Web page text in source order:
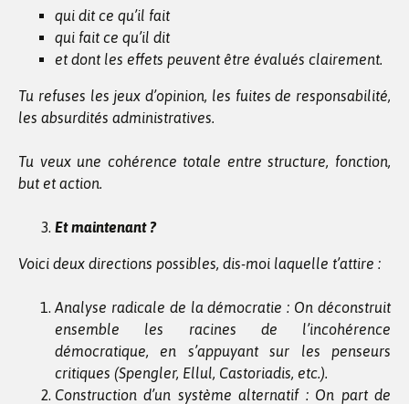
qui dit ce qu’il fait
qui fait ce qu’il dit
et dont les effets peuvent être évalués clairement.
Tu refuses les jeux d’opinion, les fuites de responsabilité,
les absurdités administratives.
Tu veux une cohérence totale entre structure, fonction,
but et action.
Et maintenant ?
Voici deux directions possibles, dis-moi laquelle t’attire :
Analyse radicale de la démocratie : On déconstruit
ensemble les racines de l’incohérence
démocratique, en s’appuyant sur les penseurs
critiques (Spengler, Ellul, Castoriadis, etc.).
Construction d’un système alternatif : On part de